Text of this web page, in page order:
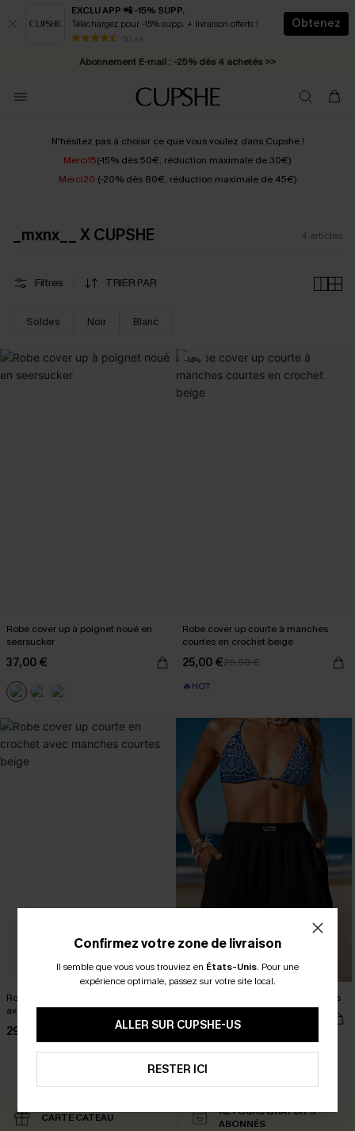
EXCLU APP 📲 -15% SUPP.
Téléchargez pour -15% supp. + livraison offerts !
50 k+
Obtenez
* Livraison éclair 2-3 jours ouvrés >>
Abonnement E-mail : -25% dès 4 achetés >>
N'hésitez pas à choisir ce que vous voulez dans Cupshe !
Merci15(-15% dès 50€, réduction maximale de 30€)
Merci20 (-20% dès 80€, réduction maximale de 45€)
_mxnx__ X CUPSHE 4 articles
Filtres TRIER PAR
Soldes Noir Blanc
Robe cover up à poignet noué en
seersucker
37,00 €
-14%
Robe cover up courte à manches
courtes en crochet beige
25,00 €29,00 €
🔥HOT
Robe cover up courte en crochet
avec manches courtes beige
29,00 €
Short cover up noir à jambes droites
24,00 €
COTON
Confirmez votre zone de livraison
Il semble que vous vous trouviez en États-Unis. Pour une
expérience optimale, passez sur votre site local.
ALLER SUR CUPSHE-US
RESTER ICI
CARTE CATEAU
RETOURS GRATUITS
ABONNÉS